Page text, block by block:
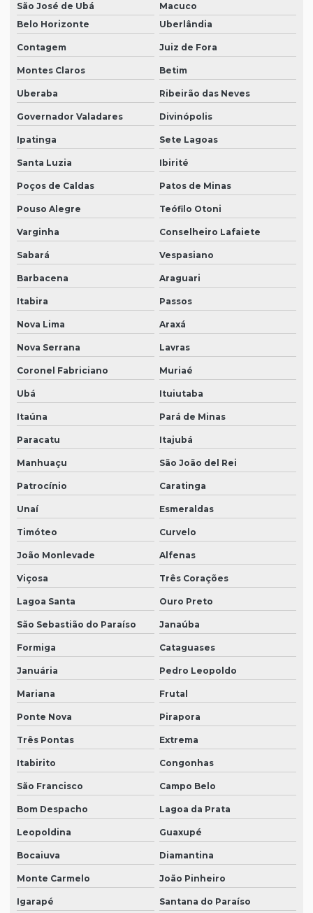
São José de Ubá
Macuco
Belo Horizonte
Uberlândia
Contagem Juiz de Fora
Montes Claros Betim
Uberaba Ribeirão das Neves
Governador Valadares Divinópolis
Ipatinga Sete Lagoas
Santa Luzia Ibirité
Poços de Caldas Patos de Minas
Pouso Alegre Teófilo Otoni
Varginha Conselheiro Lafaiete
Sabará Vespasiano
Barbacena Araguari
Itabira Passos
Nova Lima Araxá
Nova Serrana Lavras
Coronel Fabriciano Muriaé
Ubá Ituiutaba
Itaúna Pará de Minas
Paracatu Itajubá
Manhuaçu São João del Rei
Patrocínio Caratinga
Unaí Esmeraldas
Timóteo Curvelo
João Monlevade Alfenas
Viçosa Três Corações
Lagoa Santa Ouro Preto
São Sebastião do Paraíso Janaúba
Formiga Cataguases
Januária Pedro Leopoldo
Mariana Frutal
Ponte Nova Pirapora
Três Pontas Extrema
Itabirito Congonhas
São Francisco Campo Belo
Bom Despacho Lagoa da Prata
Leopoldina Guaxupé
Bocaiuva Diamantina
Monte Carmelo João Pinheiro
Igarapé Santana do Paraíso